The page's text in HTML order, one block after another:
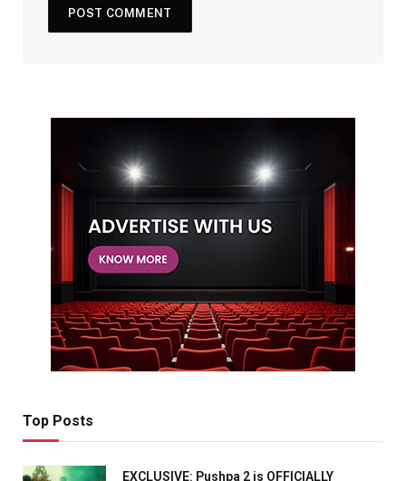
Top Posts
EXCLUSIVE: Pushpa 2 is OFFICIALLY